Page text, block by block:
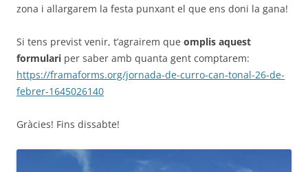
zona i allargarem la festa punxant el que ens doni la gana!
Si tens previst venir, t’agrairem que omplis aquest
formulari per saber amb quanta gent comptarem:
https://framaforms.org/jornada-de-curro-can-tonal-26-de-
febrer-1645026140
Gràcies! Fins dissabte!